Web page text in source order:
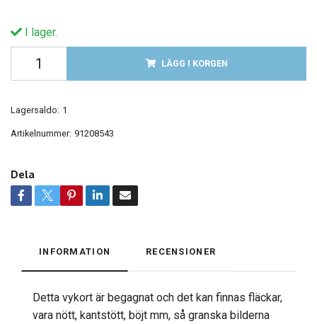
I lager.
LÄGG I KORGEN
Lagersaldo: 1
Artikelnummer: 91208543
Dela
INFORMATION RECENSIONER
Detta vykort är begagnat och det kan finnas fläckar,
vara nött, kantstött, böjt mm, så granska bilderna